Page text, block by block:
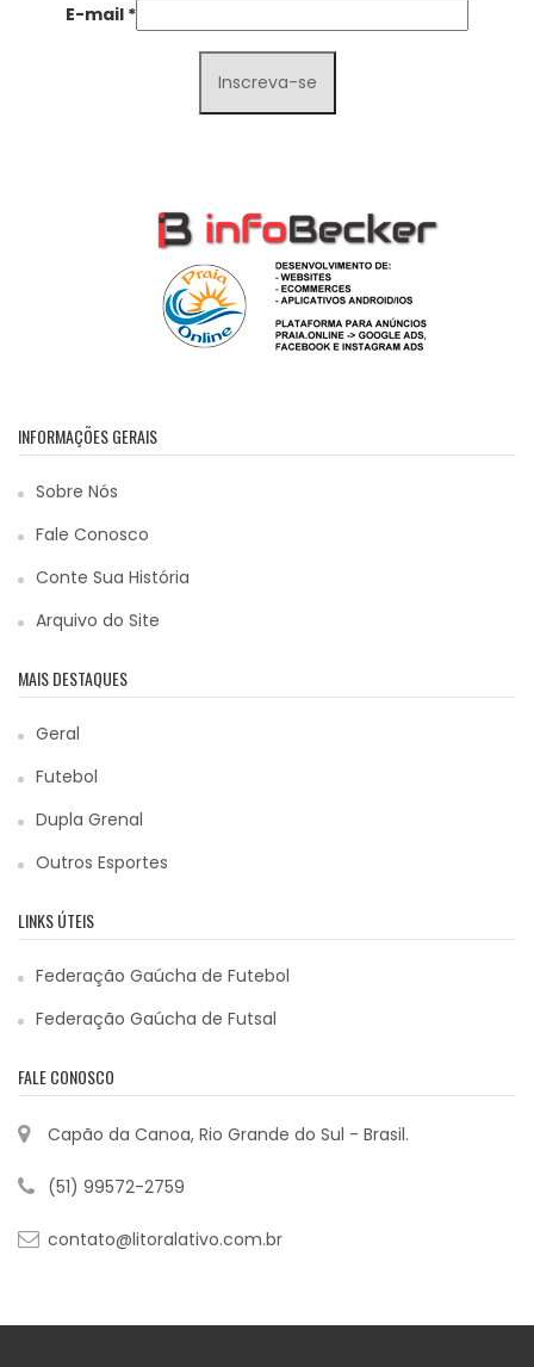
E-mail *
INFORMAÇÕES GERAIS
Sobre Nós
Fale Conosco
Conte Sua História
Arquivo do Site
MAIS DESTAQUES
Geral
Futebol
Dupla Grenal
Outros Esportes
LINKS ÚTEIS
Federação Gaúcha de Futebol
Federação Gaúcha de Futsal
FALE CONOSCO
Capão da Canoa, Rio Grande do Sul - Brasil.
(51) 99572-2759
contato@litoralativo.com.br